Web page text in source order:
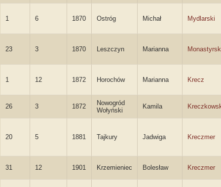
1 6 1870 Ostróg Michał Mydlarski
23 3 1870 Leszczyn Marianna
1 12 1872 Horochów Marianna Krecz
26 3 1872
Nowogród
Wołyński
Kamila
20 5 1881 Tajkury Jadwiga Kreczmer
31 12 1901 Krzemieniec Bolesław Kreczmer